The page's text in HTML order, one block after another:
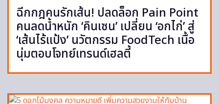
ฉีกกฎคนรักเส้น! ปลดล็อก Pain Point
คนลดน้ำหนัก ‘คินเซน’ เปลี่ยน ‘อกไก่’ สู่
‘เส้นไร้แป้ง’ นวัตกรรม FoodTech เนื้อ
นุ่มตอบโจทย์เทรนด์เฮลตี้